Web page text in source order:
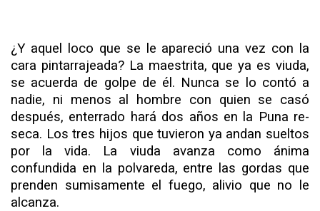
¿Y aquel loco que se le apareció una vez con la
cara pin­tarrajeada? La maestrita, que ya es viuda,
se acuerda de golpe de él. Nunca se lo contó a
nadie, ni menos al hombre con quien se casó
después, enterrado hará dos años en la Puna re­
seca. Los tres hijos que tuvieron ya andan sueltos
por la vida. La viuda avanza como ánima
confundida en la polvareda, entre las gordas que
prenden sumisamente el fuego, alivio que no le
alcanza.